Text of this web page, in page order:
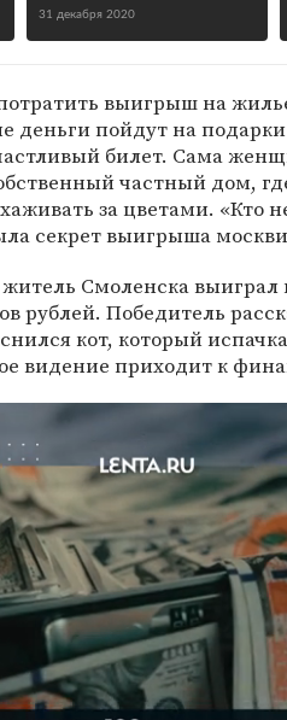
31 декабря 2020
выигрыш на
деньги пойдут на
билет. Сама
частный дом,
за цветами. «Кто
секрет выигрыша
житель Смоленска выиграл
рублей. Победитель
кот, который
видение приходит к